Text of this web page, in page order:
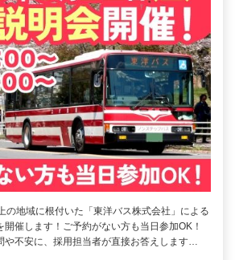
の地域に根付いた「東洋バス株式会社」による
開催します！ご予約がない方も当日参加OK！
や不安に、採用担当者が直接お答えします…